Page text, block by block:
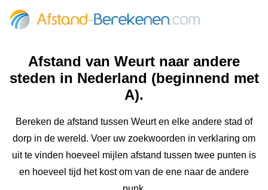
Afstand van Weurt naar andere
steden in Nederland (beginnend met
A).
Bereken de afstand tussen Weurt en elke andere stad of
dorp in de wereld. Voer uw zoekwoorden in verklaring om
uit te vinden hoeveel mijlen afstand tussen twee punten is
en hoeveel tijd het kost om van de ene naar de andere